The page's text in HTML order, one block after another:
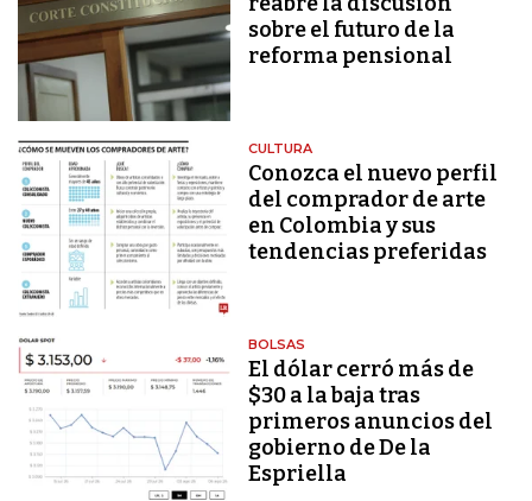
sobre el futuro de la
reforma pensional
CULTURA
Conozca el nuevo perfil
del comprador de arte
en Colombia y sus
tendencias preferidas
BOLSAS
El dólar cerró más de
$30 a la baja tras
primeros anuncios del
gobierno de De la
Espriella